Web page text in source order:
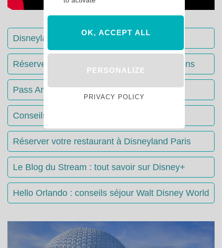
Disneyland Paris : Le guide complet
Réserver votre séjour : toutes les informations
Pass Annuels Disney : informations
Conseils & Astuces Disneyland Paris
Réserver votre restaurant à Disneyland Paris
Le Blog du Stream : tout savoir sur Disney+
Hello Orlando : conseils séjour Walt Disney World
OK, ACCEPT ALL
PERSONALIZE
PRIVACY POLICY